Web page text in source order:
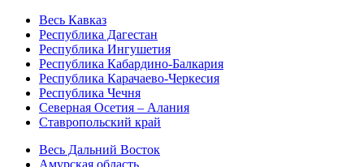
Весь Кавказ
Республика Дагестан
Республика Ингушетия
Республика Кабардино-Балкария
Республика Карачаево-Черкесия
Республика Чечня
Северная Осетия – Алания
Ставропольский край
Весь Дальний Восток
Амурская область